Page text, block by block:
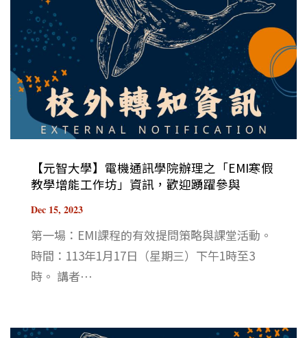
【元智大學】電機通訊學院辦理之「EMI寒假
教學增能工作坊」資訊，歡迎踴躍參與
Dec 15, 2023
第一場：EMI課程的有效提問策略與課堂活動。
時間：113年1月17日（星期三）下午1時至3
時。 講者⋯